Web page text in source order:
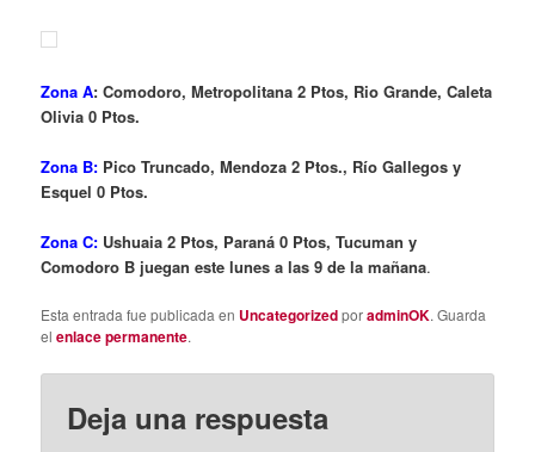
Zona A: Comodoro, Metropolitana 2 Ptos, Rio Grande, Caleta
Olivia 0 Ptos.
Zona B: Pico Truncado, Mendoza 2 Ptos., Río Gallegos y
Esquel 0 Ptos.
Zona C: Ushuaia 2 Ptos, Paraná 0 Ptos, Tucuman y
Comodoro B juegan este lunes a las 9 de la mañana.
Esta entrada fue publicada en UncategorizedporadminOK. Guarda
elenlace permanente.
Deja una respuesta